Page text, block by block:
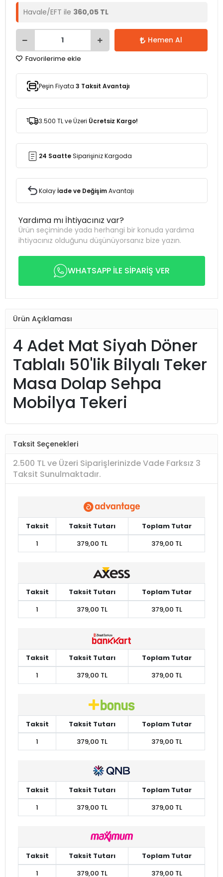
Havale/EFT ile 360,05 TL
Hemen Al
Favorilerime ekle
Peşin Fiyata 3 Taksit Avantajı
3.500 TL ve Üzeri Ücretsiz Kargo!
24 SaatteSiparişiniz Kargoda
Kolayİade ve DeğişimAvantajı
Yardıma mı İhtiyacınız var?
Ürün seçiminde yada herhangi bir konuda yardıma
ihtiyacınız olduğunu düşünüyorsanız bize yazın.
WHATSAPP İLE SİPARİŞ VER
Ürün Açıklaması
4 Adet Mat Siyah Döner
Tablalı 50'lik Bilyalı Teker
Masa Dolap Sehpa
Mobilya Tekeri
Taksit Seçenekleri
2.500 TL ve Üzeri Siparişlerinizde Vade Farksız 3
Taksit Sunulmaktadır.
Taksit Taksit Tutarı
Toplam Tutar
1
379,00 TL 379,00 TL
Taksit Taksit Tutarı
Toplam Tutar
1
379,00 TL 379,00 TL
Taksit Taksit Tutarı
Toplam Tutar
1
379,00 TL 379,00 TL
Taksit Taksit Tutarı
Toplam Tutar
1
379,00 TL 379,00 TL
Taksit Taksit Tutarı
Toplam Tutar
1
379,00 TL 379,00 TL
Taksit Taksit Tutarı
Toplam Tutar
1
379,00 TL 379,00 TL